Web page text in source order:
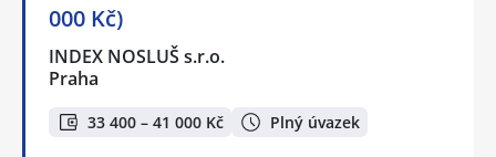
000 Kč)
INDEX NOSLUŠ s.r.o.
Praha
33 400 – 41 000 Kč Plný úvazek